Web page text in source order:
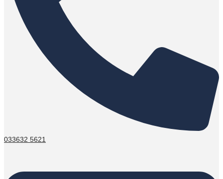
033632 5621